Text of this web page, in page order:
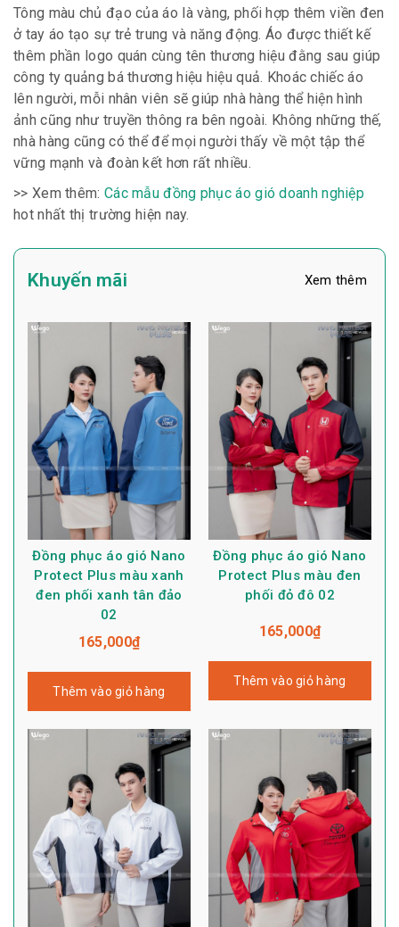
Tông màu chủ đạo của áo là vàng, phối hợp thêm viền đen
ở tay áo tạo sự trẻ trung và năng động. Áo được thiết kế
thêm phần logo quán cùng tên thương hiệu đằng sau giúp
công ty quảng bá thương hiệu hiệu quả. Khoác chiếc áo
lên người, mỗi nhân viên sẽ giúp nhà hàng thể hiện hình
ảnh cũng như truyền thông ra bên ngoài. Không những thế,
nhà hàng cũng có thể để mọi người thấy về một tập thể
vững mạnh và đoàn kết hơn rất nhiều.
>> Xem thêm: Các mẫu đồng phục áo gió doanh nghiệp
hot nhất thị trường hiện nay.
Khuyến mãi Xem thêm
Đồng phục áo gió Nano
Protect Plus màu xanh
đen phối xanh tân đảo
02
165,000₫
Thêm vào giỏ hàng
Đồng phục áo gió Nano
Protect Plus màu đen
phối đỏ đô 02
165,000₫
Thêm vào giỏ hàng